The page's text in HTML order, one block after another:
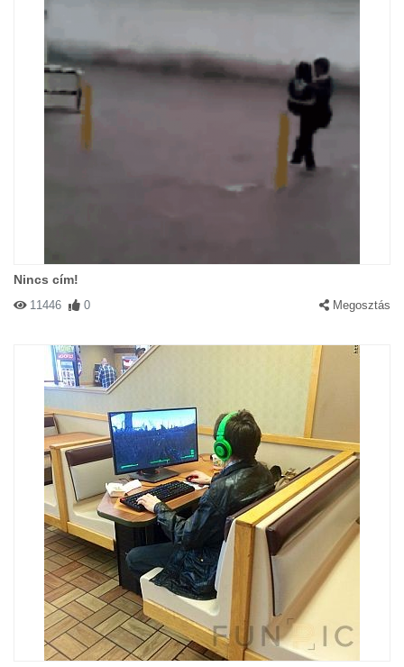
Nincs cím!
11446 0 Megosztás